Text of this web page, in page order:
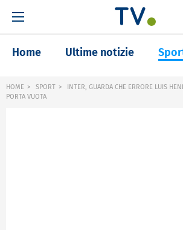
Home Ultime notizie
HOME SPORT
INTER, GUARDA CHE ERRORE LUIS
PORTA VUOTA